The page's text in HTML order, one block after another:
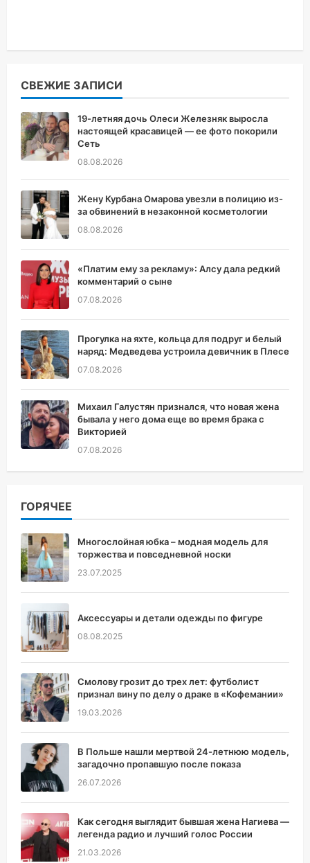
СВЕЖИЕ ЗАПИСИ
19-летняя дочь Олеси Железняк выросла
настоящей красавицей — ее фото покорили
Сеть
08.08.2026
Жену Курбана Омарова увезли в полицию из-
за обвинений в незаконной косметологии
08.08.2026
«Платим ему за рекламу»: Алсу дала редкий
комментарий о сыне
07.08.2026
Прогулка на яхте, кольца для подруг и белый
наряд: Медведева устроила девичник в Плесе
07.08.2026
Михаил Галустян признался, что новая жена
бывала у него дома еще во время брака с
Викторией
07.08.2026
ГОРЯЧЕЕ
Многослойная юбка – модная модель для
торжества и повседневной носки
23.07.2025
Аксессуары и детали одежды по фигуре
08.08.2025
Смолову грозит до трех лет: футболист
признал вину по делу о драке в «Кофемании»
19.03.2026
В Польше нашли мертвой 24-летнюю модель,
загадочно пропавшую после показа
26.07.2026
Как сегодня выглядит бывшая жена Нагиева —
легенда радио и лучший голос России
21.03.2026